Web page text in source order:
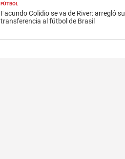
FÚTBOL
Facundo Colidio se va de River: arregló su
transferencia al fútbol de Brasil